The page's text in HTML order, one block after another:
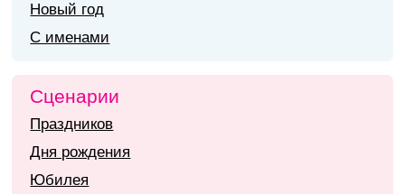
Новый год
С именами
Сценарии
Праздников
Дня рождения
Юбилея